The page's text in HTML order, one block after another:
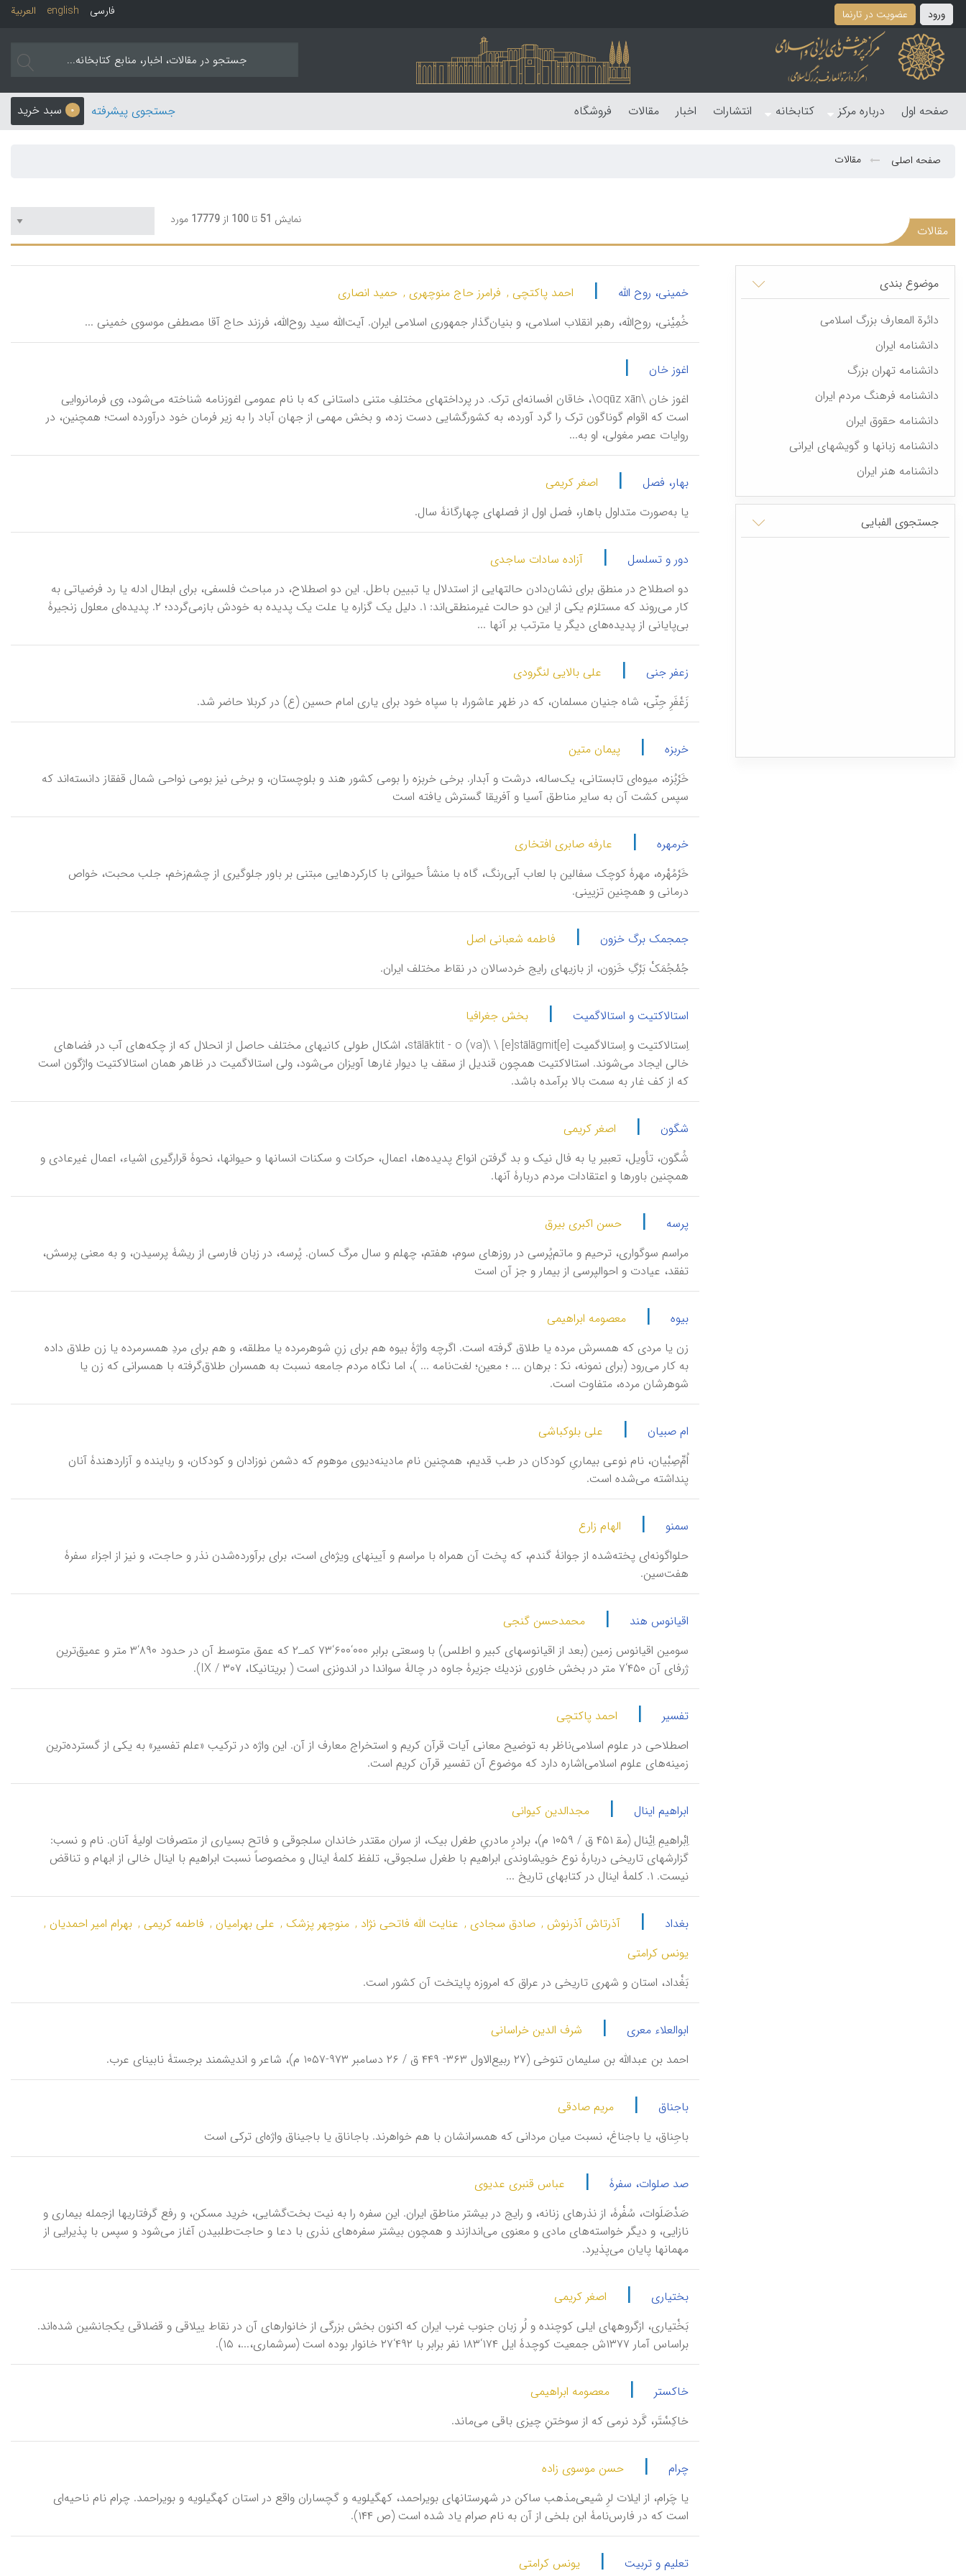
ورود عضویت در تارنما العربیة english فارسی
صفحه اول درباره مرکز کتابخانه انتشارات اخبار مقالات فروشگاه 0 سبد خرید جستجوی پیشرفته
صفحه اصلی مقالات
مقالات
نمایش 51 تا 100 از 17779 مورد
موضوع بندی
دائرة المعارف بزرگ اسلامی
دانشنامه ایران
دانشنامه تهران بزرگ
دانشنامه فرهنگ مردم ایران
دانشنامه حقوق ایران
دانشنامه زبانها و گویشهای ایرانی
دانشنامه هنر ایران
جستجوی الفبایی
خمینی، روح الله | احمد پاکتچی , فرامرز حاج منوچهری , حمید انصاری
خُمِیْنی، روح‌الله، رهبر انقلاب اسلامی، و بنیان‌گذار جمهوری اسلامی ایران. آیت‌الله سید روح‌الله، فرزند حاج آقا مصطفى موسوی خمینی ...
اغوز خان |
اغوز خان \oqūz xān\، خاقان‌ افسانه‌ای ترک‌. در پرداختهای مختلفِ متنی داستانی‌ که‌ با نام‌ عمومی‌ اغوزنامه‌ شناخته‌ می‌شود، وی‌ فرمانروایی‌
است‌ که‌ اقوام‌ گوناگون‌ ترک‌ را گرد آورده‌، به‌ کشورگشایی دست‌ زده‌، و بخش‌ مهمی‌ از جهان‌ آباد را به‌ زیر فرمان‌ خود درآورده‌ است‌؛ همچنین، در
روایات‌ عصر مغولی‌، او‌ به...
بهار، فصل |
اصغر کریمی
یا به‌صورت متداول باهار، فصل اول از فصلهای چهارگانۀ سال.
دور و تسلسل |
آزاده سادات ساجدی
دو اصطلاح در منطق برای نشان‌دادن حالتهایی از استدلال یا تبیین باطل. این دو اصطلاح، در مباحث فلسفی، برای ابطال ادله یا رد فرضیاتی به
کار می‌روند که مستلزم یکی از این دو حالت غیرمنطقی‌اند: ۱. دلیل یک گزاره یا علت یک پدیده به خودش بازمی‌گردد؛ ۲. پدیده‌ای معلول زنجیرۀ
بی‌پایانی از پدیده‌های دیگر یا مترتب بر آنها ...
زعفر جنی |
علی بالایی لنگرودی
زَعْفَرِ جِنّی، شاه جنیان مسلمان، که در ظهر عاشورا، با سپاه خود برای یاری امام حسین (ع) در کربلا حاضر شد.
خربزه |
پیمان متین
خَرْبُزه، میوه‌ای تابستانی، یک‌ساله، درشت و آبدار. برخی خربزه را بومی کشور هند و بلوچستان، و برخی نیز بومی نواحی شمال قفقاز دانسته‌اند که
سپس کشت آن به سایر مناطق آسیا و آفریقا گسترش یافته است
خرمهره |
عارفه صابری افتخاری
خَرْمُهْره، مهرۀ کوچک سفالین با لعاب آبی‌رنگ، گاه با منشأ حیوانی با کارکردهایی مبتنی بر باور جلوگیری از چشم‌زخم، جلب محبت، خواص
درمانی و همچنین تزیینی.
جمجمک برگ خزون |
فاطمه شعبانی اصل
جُمْجُمَکْ بَرْگِ خَزون، از بازیهای رایج خردسالان در نقاط مختلف ایران.
استالاکتیت و استالاگمیت |
بخش جغرافیا
اِستالاکتیت و اِستالاگمیت [e]stālāktit - o (va)\ \ [e]stālāgmit، اشکال طولی کانیهای مختلف حاصل از انحلال که از چکه‌های آب در فضاهای
خالی ایجاد می‌شوند. استالاکتیت همچون قندیل از سقف یا دیوار غارها آویزان می‌شود، ولی استالاگمیت در ظاهر همان استالاکتیت واژگون است
که از کف غار به سمت بالا برآمده باشد.
شگون |
اصغر کریمی
شُگون، تأویل، تعبیر یا به فال نیک و بد گرفتن انواع پدیده‌ها، اعمال، حرکات و سکنات انسانها و حیوانها، نحوۀ قرارگیری اشیاء، اعمال غیرعادی و
همچنین باورها و اعتقادات مردم دربارۀ آنها.
پرسه |
حسن اکبری بیرق
مراسم سوگواری، ترحیم و ماتم‌پُرسی در روزهای سوم، هفتم، چهلم و سال مرگ کسان. پُرسه، در زبان فارسی از ریشۀ پرسیدن، و به معنی پرسش،
تفقد، عیادت و احوالپرسی از بیمار و جز آن است
بیوه |
معصومه ابراهیمی
زن یا مردی که همسرش مرده یا طلاق گرفته است. اگرچه واژۀ بیوه هم برای زنِ شوهرمرده یا مطلقه، و هم برای مردِ همسرمرده یا زن طلاق داده
به کار می‌رود (برای نمونه، نک‍ : برهان ... ؛ معین؛ لغت‌نامه ... )، اما نگاه مردم جامعه نسبت به همسران طلاق‌گرفته با همسرانی که زن یا
شوهرشان مرده، متفاوت است.
ام صبیان |
علی بلوکباشی
اُمِّ‌صِبْیان، نام نوعی بیماریِ کودکان در طب قدیم، همچنین نام مادینه‌دیوی موهوم که دشمن‌ نوزادان و کودکان، و رباینده و آزاردهندۀ آنان
پنداشته می‌شده است.
سمنو |
الهام زارع
حلوا‌گونه‌ای پخته‌شده از جوانۀ گندم، که پخت آن همراه با مراسم و آیینهای ویژه‌ای است، برای برآورده‌شدن نذر و حاجت، و نیز از اجزاء سفرۀ
هفت‌سین.
اقیانوس هند |
محمدحسن گنجی
سومین اقیانوس زمین (بعد از اقیانوسهای كبیر و اطلس) با وسعتی برابر ۰۰۰‘۶۰۰‘۷۳ كمـ۲ كه عمق متوسط آن در حدود ۸۹۰‘۳ متر و عمیق‌ترین
ژرفای آن ۴۵۰‘۷ متر در بخش خاوری نزدیك جزیرۀ جاوه در چالۀ سواندا در اندونزی است ( بریتانیكا، IX / ۳۰۷).
تفسیر |
احمد پاکتچی
اصطلاحی در علوم اسلامی‌ناظر به توضیح معانی آیات قرآن كریم و استخراج معارف از آن. این واژه در تركیب «علم تفسیر‌» به یكی از گسترده‌ترین
زمینه‌های علوم اسلامی‌اشاره دارد كه موضوع آن تفسیر قرآن كریم است.
ابراهیم اینال |
مجدالدین کیوانی
اِبْراهیمِ اِیْنال (مق‍ ‍۴۵۱ ق / ۱۰۵۹ م)، برادرِ مادریِ طغرل بیک، از سران مقتدر خاندان سلجوقی و فاتح بسیاری از متصرفات اولیۀ آنان. نام و نسب:
گزارشهای تاریخی دربارۀ نوع خویشاوندی ابراهیم با طغرل سلجوقی، تلفظ کلمۀ اینال و مخصوصاً نسبت ابراهیم با اینال خالی از ابهام و تناقض
نیست. ۱. کلمۀ اینال در کتابهای تاریخ ...
بغداد | آذرتاش آذرنوش , صادق سجادی , عنایت الله فاتحی نژاد , منوچهر پزشک , علی بهرامیان , فاطمه کریمی , بهرام امیر احمدیان ,
یونس کرامتی
بَغْداد، استان‌ و شهری تاریخی‌ در عراق‌ كه‌ امروزه‌ پایتخت‌ آن‌ كشور است‌.
ابوالعلاء معری |
شرف الدین خراسانی
احمد بن عبدالله بن سلیمان تنوخی (۲۷ ربیع‌الاول ۳۶۳- ۴۴۹ ق / ۲۶ دسامبر ۹۷۳-۱۰۵۷ م)، شاعر و اندیشمند برجستۀ نابینای عرب.
باجناق |
مریم صادقی
باجِناق، یا باجناغ، نسبت میان مردانی که همسرانشان با هم خواهرند. باجاناق یا باجیناق واژه‌ای ترکی است
صد صلوات، سفرۀ |
عباس قنبری عدیوی
صَدْصَلَوات، سُفْرۀ، از نذرهای زنانه، و رایج در بیشتر مناطق ایران. این سفره را به نیت بخت‌گشایی، خرید مسکن، و رفع گرفتاریها ازجمله بیماری و
نازایی، و دیگر خواسته‌های مادی و معنوی می‌اندازند و همچون بیشتر سفره‌های نذری با دعا و حاجت‌طلبیدن آغاز می‌شود و سپس با پذیرایی از
مهمانها پایان می‌پذیرد.
بختیاری |
اصغر کریمی
بَخْتیاری، ازگروههای ایلی کوچنده و لُر زبان جنوب غرب ایران که اکنون بخش بزرگی از خانوارهای آن در نقاط ییلاقی و قضلاقی یکجانشین شده‌اند.
براساس آمار ۱۳۷۷ش جمعیت کوچدۀ ایل ۱۷۴‘۱۸۳ نفر برابر با ۴۹۲‘۲۷ خانوار بوده است (سرشماری،...، ۱۵).
خاکستر |
معصومه ابراهیمی
خاکِسْتَر، گَرد نرمی که از سوختنِ چیزی باقی می‌ماند.
چرام |
حسن موسوی زاده
یا چَرام، از ایلات لرِ شیعی‌مذهب ساکن در شهرستانهای بویراحمد، کهگیلویه و گچساران واقع در استان کهگیلویه و بویراحمد. چرام نام ناحیه‌ای
است که در فارس‌نامۀ ابن بلخی از آن به نام صرام یاد شده است (ص ۱۴۴).
تعلیم و تربیت | یونس کرامتی